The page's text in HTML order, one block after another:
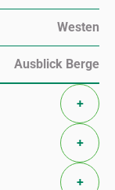
Westen
Ausblick Berge
+
+
+